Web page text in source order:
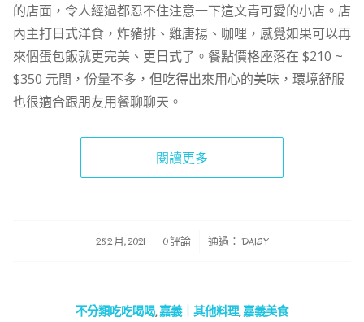
的店面，令人經過都忍不住注意一下這文青可愛的小店。店
內主打日式洋食，炸豬排、雞唐揚、咖哩，感覺如果可以再
來個蛋包飯就更完美、更日式了。餐點價格座落在 $210 ~
$350 元間，份量不多，但吃得出來用心的美味，環境舒服
也很適合跟朋友用餐聊聊天。
閱讀更多
28 2 月, 2021
/ 0 評論 通過： DAISY
不分類吃吃喝喝,嘉義｜其他料理,嘉義美食